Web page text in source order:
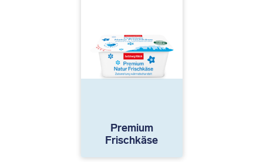
Premium
Frischkäse